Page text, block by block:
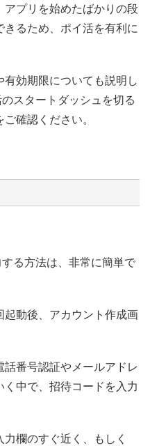
プリを始めたばかりの段
るため、ポイ活を有利に
有効期限についても説明し
スタートダッシュを切る
確認ください。
る方法は、非常に簡単で
起動後、アカウント作成画
番号認証やメールアドレ
中で、招待コードを入力
欄のすぐ近く、もしく